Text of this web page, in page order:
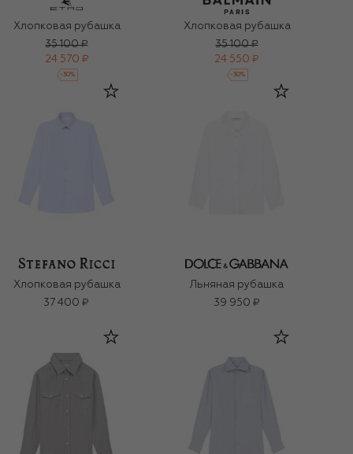
Хлопковая рубашка
35 100 ₽
24 570 ₽
-30%
Хлопковая рубашка
35 100 ₽
24 550 ₽
-30%
Хлопковая рубашка
37 400 ₽
Льняная рубашка
39 950 ₽